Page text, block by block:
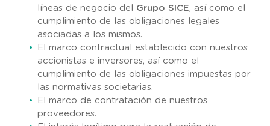
líneas de negocio del Grupo SICE, así como el
cumplimiento de las obligaciones legales
asociadas a los mismos.
El marco contractual establecido con nuestros
accionistas e inversores, así como el
cumplimiento de las obligaciones impuestas por
las normativas societarias.
El marco de contratación de nuestros
proveedores.